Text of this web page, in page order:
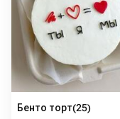
Бенто торт(25)